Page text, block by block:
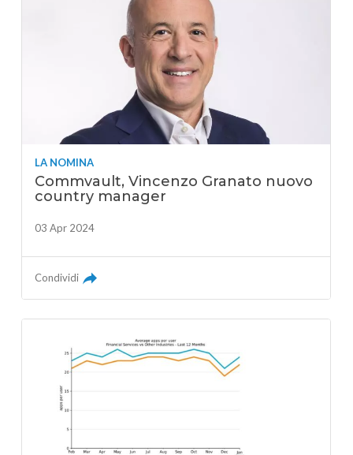
LA NOMINA
Commvault, Vincenzo Granato nuovo
country manager
03 Apr 2024
Condividi